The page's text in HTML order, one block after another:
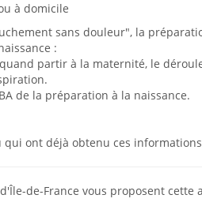
à domicile
sans douleur", la
:
partir à la maternité, le
de la préparation à la naissance.
qui ont déjà obtenu ces
de-France vous proposent